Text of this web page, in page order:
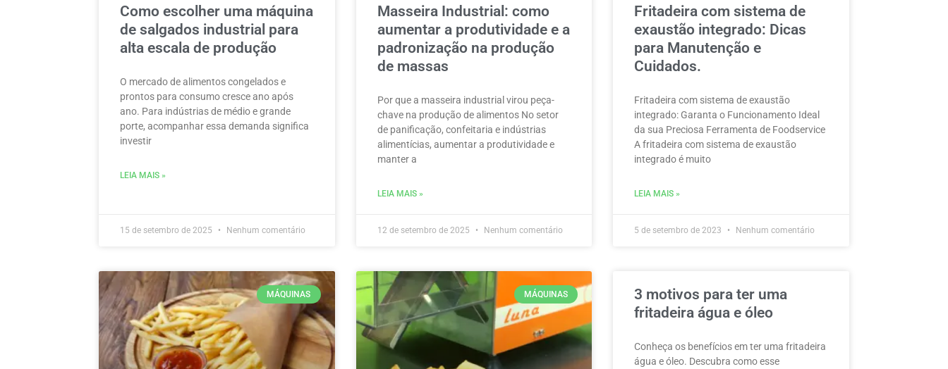
Como escolher uma máquina
de salgados industrial para
alta escala de produção
O mercado de alimentos congelados e
prontos para consumo cresce ano após
ano. Para indústrias de médio e grande
porte, acompanhar essa demanda significa
investir
LEIA MAIS »
15 de setembro de 2025 Nenhum comentário
Masseira Industrial: como
aumentar a produtividade e a
padronização na produção
de massas
Por que a masseira industrial virou peça-
chave na produção de alimentos No setor
de panificação, confeitaria e indústrias
alimentícias, aumentar a produtividade e
manter a
LEIA MAIS »
12 de setembro de 2025 Nenhum comentário
Fritadeira com sistema de
exaustão integrado: Dicas
para Manutenção e
Cuidados.
Fritadeira com sistema de exaustão
integrado: Garanta o Funcionamento Ideal
da sua Preciosa Ferramenta de Foodservice
A fritadeira com sistema de exaustão
integrado é muito
LEIA MAIS »
5 de setembro de 2023 Nenhum comentário
MÁQUINAS MÁQUINAS
3 motivos para ter uma
fritadeira água e óleo
Conheça os benefícios em ter uma fritadeira
água e óleo. Descubra como esse